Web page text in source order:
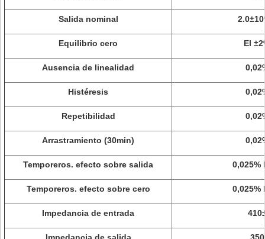
Salida nominal
Equilibrio cero El
Ausencia de linealidad
Histéresis
Repetibilidad
Arrastramiento (30min)
Temporeros. efecto sobre salida 0,025%
Temporeros. efecto sobre cero 0,025%
Impedancia de entrada